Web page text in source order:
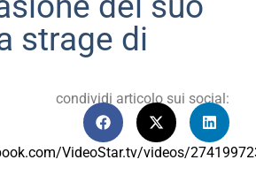
strage di
condividi articolo sui social:
VideoStar.tv/videos/